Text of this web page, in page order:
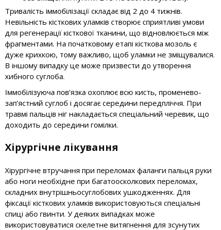
Тривалість іммобілізації складає від 2 до 4 тижнів.
Невільність кісткових уламків створює сприятливі умови
для регенерації кісткової тканини, що відновлюється між
фрагментами. На початковому етапі кісткова мозоль є
дуже крихкою, тому важливо, щоб уламки не зміщувалися.
В іншому випадку це може призвести до утворення
хибного суглоба.
Іммобілізуюча пов’язка охоплює всю кисть, променево-
зап’ястний суглоб і досягає середини передпліччя. При
травмі пальців ніг накладається спеціальний черевик, що
доходить до середини гомілки.
Хірургічне лікування
Хірургічне втручання при переломах фаланги пальця руки
або ноги необхідне при багатоосколкових переломах,
складних внутрішньосуглобових ушкодженнях. Для
фіксації кісткових уламків використовуються спеціальні
спиці або гвинти. У деяких випадках може
використовуватися скелетне витягнення для зсунутих